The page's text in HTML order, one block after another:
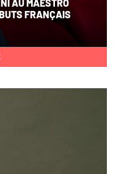
AU MAESTRO
FRANÇAIS